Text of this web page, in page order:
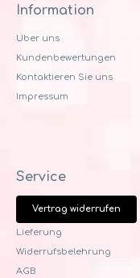
Information
Uber uns
Kundenbewertungen
Kontaktieren Sie uns
Impressum
Service
Vertrag widerrufen
Lieferung
Widerrufsbelehrung
AGB